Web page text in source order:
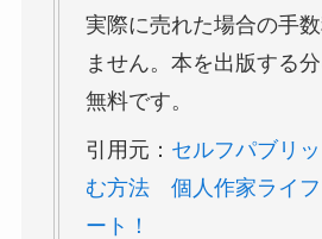
実際に売れた場合の手
ません。本を出版する分
無料です。
引用元： セルフパブリ
む方法 個人作家ライフ
ート！